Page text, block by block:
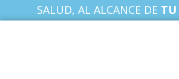
SALUD, AL ALCANCE DE